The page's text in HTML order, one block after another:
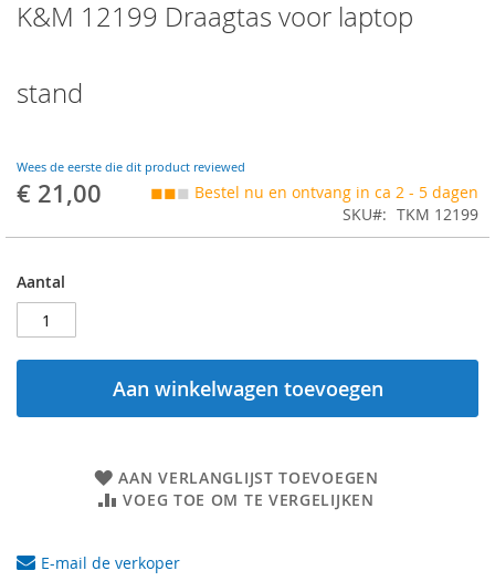
K&M 12199 Draagtas voor laptop
stand
Wees de eerste die dit product reviewed
€ 21,00 ◼◼◼ Bestel nu en ontvang in ca 2 - 5 dagen
SKU
TKM 12199
Aantal
Aan winkelwagen toevoegen
AAN VERLANGLIJST TOEVOEGEN
VOEG TOE OM TE VERGELIJKEN
E-mail de verkoper
to
the
the